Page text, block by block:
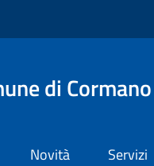
di Cormano
Novità Servizi